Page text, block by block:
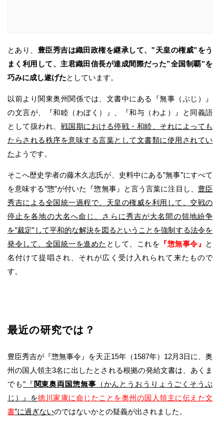
とあり、 豊臣秀吉は織田政権を継承して、”天皇の権威”をう
まく利用して、主君織田信長が達成間際だった”全国制覇”を
巧みに成し遂げたとしています。
以前より関東奥州関係では、文書中にある『無事（ぶじ）』
の文言が、『和睦（わぼく）』、『和与（わよ）』と同義語
として扱われ、 戦国期における停戦・和睦、それによっても
たらされる秩序を意味する言葉として文書類に使用されてい
た ようです。
そこへ歴史学者の藤木久志氏が、史料中にある”無事”にすべて
を意味する”惣”が付いた『惣無事』と言う言葉に注目し、 豊臣
秀吉による全国統一過程で、天皇の権威を利用して、交戦の
停止を各地の大名へ命じ、さらに秀吉が大名間の領地紛争
を”裁定”して平和的な解決を図るということを強制する法令を
発令して、全国統一を進めた として、これを 『惣無事令』 と
名付けて提唱され、それが広く受け入れられて来たもので
す。
最近の研究では？
豊臣秀吉が『惣無事令』を天正15年（1587年）12月3日に、奥
州の国人領主3名に出したとされる根拠の発給文書は、あくま
でも”『 関東奥両国惣無事 （かんとうおうりょうごくそうぶ
じ）』を徳川家康に命じたことを奥州の国人領主に伝えた文
書”に過ぎないのではないかとの疑義が出されました。